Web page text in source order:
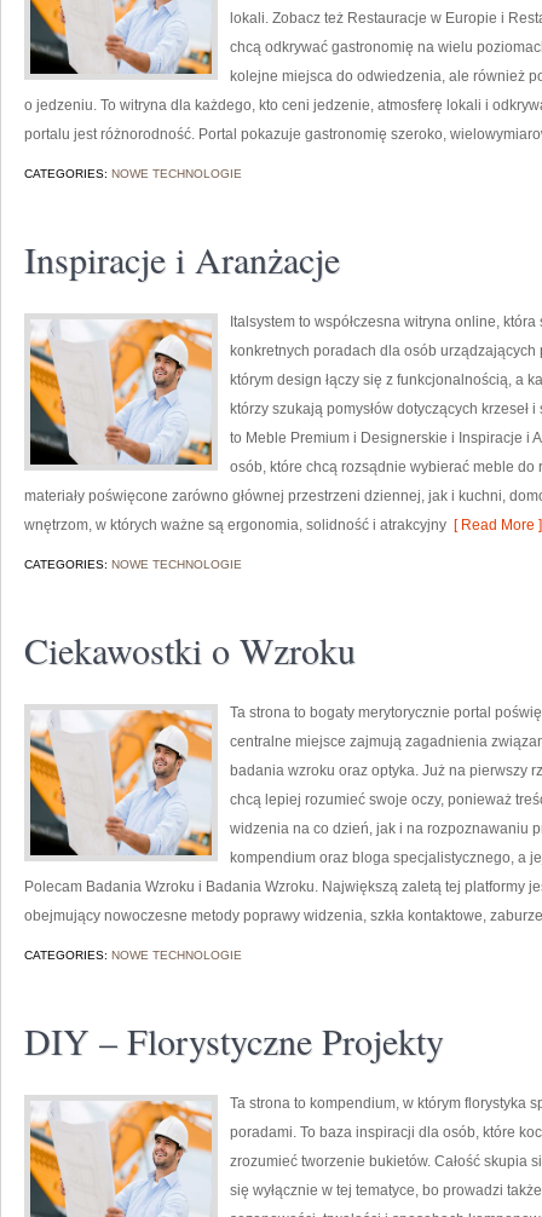
lokali. Zobacz też Restauracje w Europie i
chcą odkrywać gastronomię na wielu
kolejne miejsca do odwiedzenia, ale również
o jedzeniu. To witryna dla każdego, kto ceni jedzenie, atmosferę lokali i
portalu jest różnorodność. Portal pokazuje gastronomię szeroko,
CATEGORIES: NOWE TECHNOLOGIE
Inspiracje i Aranżacje
Italsystem to współczesna witryna online,
konkretnych poradach dla osób
którym design łączy się z funkcjonalnością, a
którzy szukają pomysłów dotyczących
to Meble Premium i Designerskie i Inspiracje i
osób, które chcą rozsądnie wybierać meble do
materiały poświęcone zarówno głównej przestrzeni dziennej, jak i kuchni,
wnętrzom, w których ważne są ergonomia, solidność i atrakcyjny [ Read More ]
CATEGORIES: NOWE TECHNOLOGIE
Ciekawostki o Wzroku
Ta strona to bogaty merytorycznie portal
centralne miejsce zajmują zagadnienia
badania wzroku oraz optyka. Już na pierwszy
chcą lepiej rozumieć swoje oczy, ponieważ
widzenia na co dzień, jak i na rozpoznawaniu
kompendium oraz bloga specjalistycznego, a
Polecam Badania Wzroku i Badania Wzroku. Największą zaletą tej platformy
obejmujący nowoczesne metody poprawy widzenia, szkła kontaktowe,
CATEGORIES: NOWE TECHNOLOGIE
DIY – Florystyczne Projekty
Ta strona to kompendium, w którym florystyka
poradami. To baza inspiracji dla osób, które
zrozumieć tworzenie bukietów. Całość skupia
się wyłącznie w tej tematyce, bo prowadzi